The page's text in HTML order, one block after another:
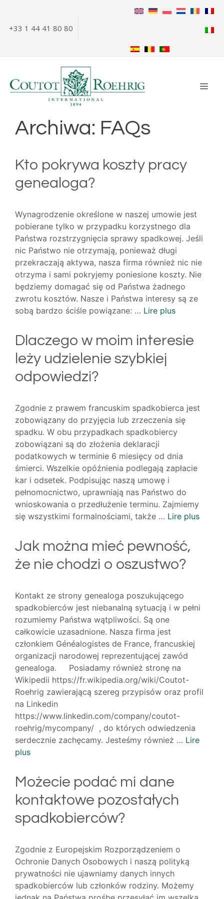
treści+33 1 44 41 80 80
Archiwa: FAQs
Kto pokrywa koszty pracy
genealoga?
Wynagrodzenie określone w naszej umowie jest
pobierane tylko w przypadku korzystnego dla
Państwa rozstrzygnięcia sprawy spadkowej. Jeśli
nic Państwo nie otrzymają, ponieważ długi
przekraczają aktywa, nasza firma również nic nie
otrzyma i sami pokryjemy poniesione koszty. Nie
będziemy domagać się od Państwa żadnego
zwrotu kosztów. Nasze i Państwa interesy są ze
sobą bardzo ściśle powiązane: … Lire plus
Dlaczego w moim interesie
leży udzielenie szybkiej
odpowiedzi?
Zgodnie z prawem francuskim spadkobierca jest
zobowiązany do przyjęcia lub zrzeczenia się
spadku. W obu przypadkach spadkobiercy
zobowiązani są do złożenia deklaracji
podatkowych w terminie 6 miesięcy od dnia
śmierci. Wszelkie opóźnienia podlegają zapłacie
kar i odsetek. Podpisując naszą umowę i
pełnomocnictwo, uprawniają nas Państwo do
wnioskowania o przedłużenie terminu. Zajmiemy
się wszystkimi formalnościami, także … Lire plus
Jak można mieć pewność,
że nie chodzi o oszustwo?
Kontakt ze strony genealoga poszukującego
spadkobierców jest niebanalną sytuacją i w pełni
rozumiemy Państwa wątpliwości. Są one
całkowicie uzasadnione. Nasza firma jest
członkiem Généalogistes de France, francuskiej
organizacji narodowej reprezentującej zawód
genealoga. Posiadamy również stronę na
Wikipedii https://fr.wikipedia.org/wiki/Coutot-
Roehrig zawierającą szereg przypisów oraz profil
na Linkedin
https://www.linkedin.com/company/coutot-
roehrig/mycompany/ , do których odwiedzenia
serdecznie zachęcamy. Jesteśmy również … Lire
plus
Możecie podać mi dane
kontaktowe pozostałych
spadkobierców?
Zgodnie z Europejskim Rozporządzeniem o
Ochronie Danych Osobowych i naszą polityką
prywatności nie ujawniamy danych innych
spadkobierców lub członków rodziny. Możemy